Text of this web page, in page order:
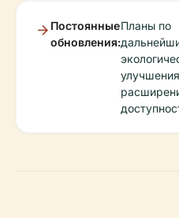
Постоянные
обновления:
Планы по